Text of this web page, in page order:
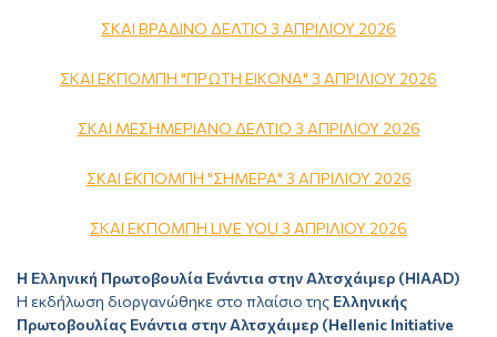
ΣΚΑΙ ΒΡΑΔΙΝΟ ΔΕΛΤΙΟ 3 ΑΠΡΙΛΙΟΥ 2026
ΣΚΑΙ ΕΚΠΟΜΠΗ "ΠΡΩΤΗ ΕΙΚΟΝΑ" 3 ΑΠΡΙΛΙΟΥ 2026
ΣΚΑΙ ΜΕΣΗΜΕΡΙΑΝΟ ΔΕΛΤΙΟ 3 ΑΠΡΙΛΙΟΥ 2026
ΣΚΑΙ ΕΚΠΟΜΠΗ "ΣΗΜΕΡΑ" 3 ΑΠΡΙΛΙΟΥ 2026
ΣΚΑΙ ΕΚΠΟΜΠΗ LIVE YOU 3 ΑΠΡΙΛΙΟΥ 2026
Η Ελληνική Πρωτοβουλία Ενάντια στην Αλτσχάιμερ (HIAAD)
Η εκδήλωση διοργανώθηκε στο πλαίσιο της Ελληνικής
Πρωτοβουλίας Ενάντια στην Αλτσχάιμερ (Hellenic Initiative